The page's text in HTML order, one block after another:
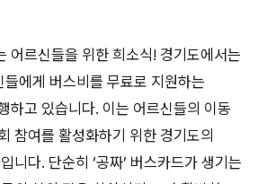
어르신들을 위한 희소식! 경기도에서는
에게 버스비를 무료로 지원하는
하고 있습니다. 이는 어르신들의 이동
참여를 활성화하기 위한 경기도의
니다. 단순히 ‘공짜’ 버스카드가 생기는